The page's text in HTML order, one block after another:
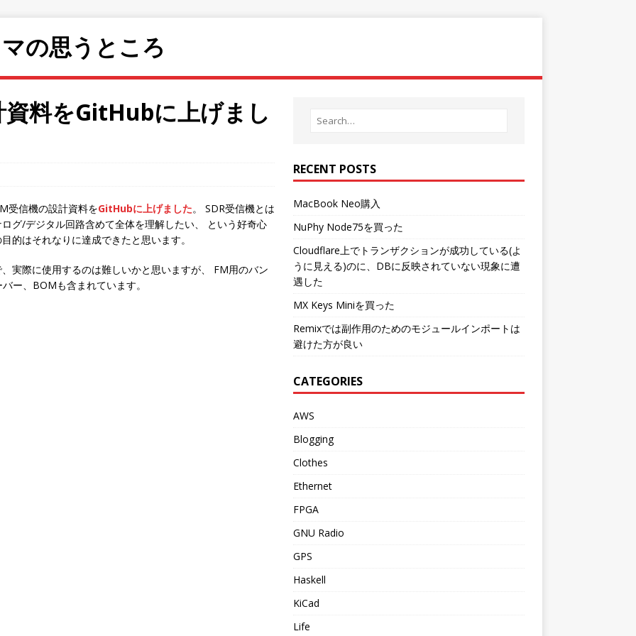
の思うところ
資料をGitHubに上げまし
受信機の設計資料をGitHubに上げました。 SDR受信機とは
グ/デジタル回路含めて全体を理解したい、 という好奇心
的はそれなりに達成できたと思います。
実際に使用するのは難しいかと思いますが、 FM用のバン
ー、BOMも含まれています。
RECENT POSTS
MacBook Neo購入
NuPhy Node75を買った
Cloudflare上でトランザクションが成功している(よ
うに見える)のに、DBに反映されていない現象に遭
遇した
MX Keys Miniを買った
Remixでは副作用のためのモジュールインポートは
避けた方が良い
CATEGORIES
AWS
Blogging
Clothes
Ethernet
FPGA
GNU Radio
GPS
Haskell
KiCad
Life